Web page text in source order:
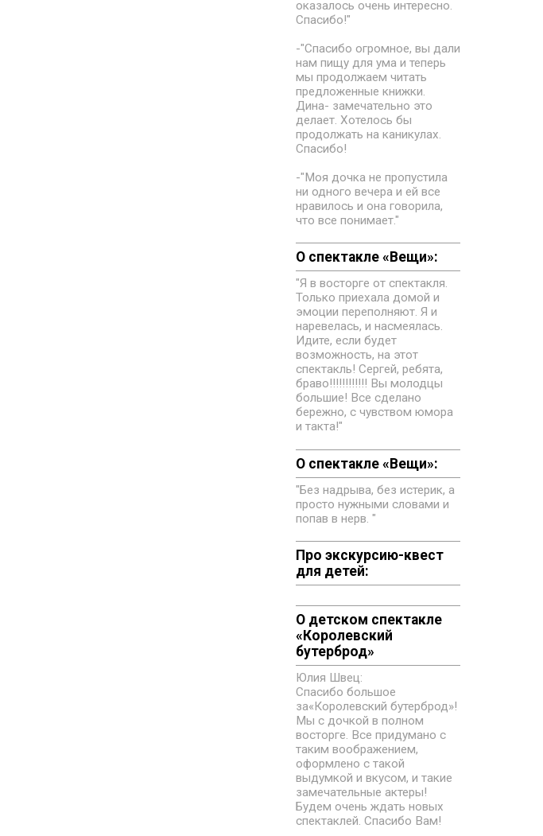
оказалось очень интересно.
Спасибо!"
-"Спасибо огромное, вы дали
нам пищу для ума и теперь
мы продолжаем читать
предложенные книжки.
Дина- замечательно это
делает. Хотелось бы
продолжать на каникулах.
Спасибо!
-"Моя дочка не пропустила
ни одного вечера и ей все
нравилось и она говорила,
что все понимает."
О спектакле «Вещи»:
"Я в восторге от спектакля.
Только приехала домой и
эмоции переполняют. Я и
наревелась, и насмеялась.
Идите, если будет
возможность, на этот
спектакль! Сергей, ребята,
браво!!!!!!!!!!!! Вы молодцы
большие! Все сделано
бережно, с чувством юмора
и такта!"
О спектакле «Вещи»:
"Без надрыва, без истерик, а
просто нужными словами и
попав в нерв. "
Про экскурсию-квест
для детей:
О детском спектакле
«‎Королевский
бутерброд»
Юлия Швец:
Спасибо большое
за«‎Королевский бутерброд»!
Мы с дочкой в полном
восторге. Все придумано с
таким воображением,
оформлено с такой
выдумкой и вкусом, и такие
замечательные актеры!
Будем очень ждать новых
спектаклей. Спасибо Вам!